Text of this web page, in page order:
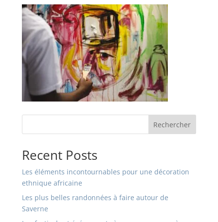
Rechercher
Recent Posts
Les éléments incontournables pour une décoration
ethnique africaine
Les plus belles randonnées à faire autour de
Saverne